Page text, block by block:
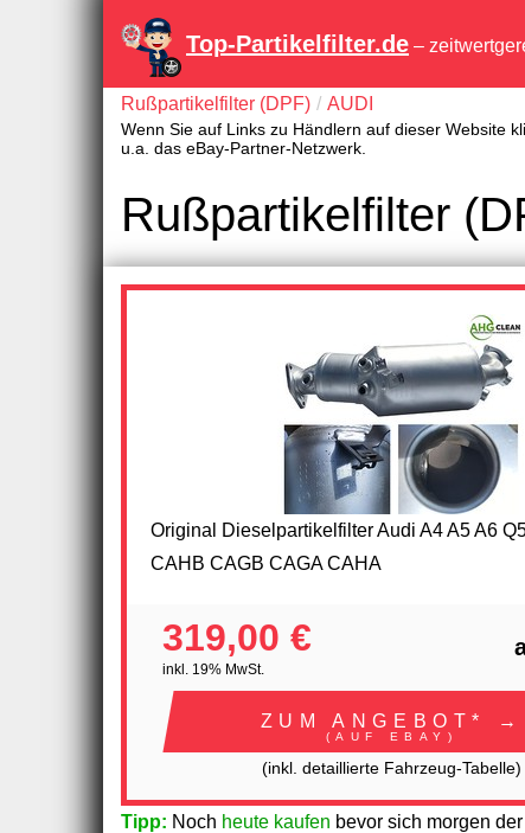
Top-Partikelfilter.de –
Rußpartikelfilter (DPF) AUDI
Wenn Sie auf Links zu Händlern auf dieser Website
u.a. das eBay-Partner-Netzwerk.
Rußpartikelfilter
Original Dieselpartikelfilter Audi A4 A5 A6
CAHB CAGB CAGA CAHA
319,00 €
inkl. 19% MwSt.
ZUM ANGEBOT* →
(AUF EBAY)
(inkl. detaillierte Fahrzeug-Tabelle)
Tipp: Noch heute kaufen bevor sich morgen